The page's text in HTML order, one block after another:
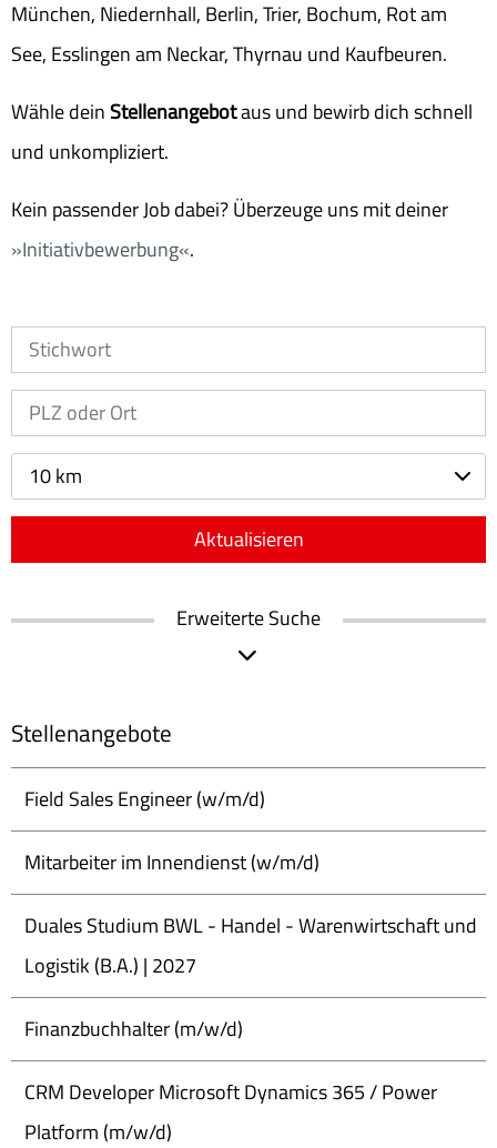
München, Niedernhall, Berlin, Trier, Bochum, Rot am
See, Esslingen am Neckar, Thyrnau und Kaufbeuren.
Wähle deinStellenangebotaus und bewirb dich schnell
und unkompliziert.
Kein passender Job dabei? Überzeuge uns mit deiner
Initiativbewerbung .
10 km
Aktualisieren
Erweiterte Suche
Stellenangebote
Field Sales Engineer (w/m/d)
Mitarbeiter im Innendienst (w/m/d)
Duales Studium BWL - Handel - Warenwirtschaft und
Logistik (B.A.) | 2027
Finanzbuchhalter (m/w/d)
CRM Developer Microsoft Dynamics 365 / Power
Platform (m/w/d)